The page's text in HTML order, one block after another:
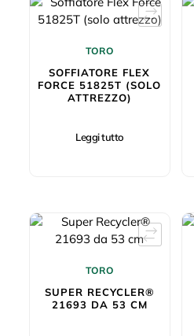
TORO
SOFFIATORE FLEX
FORCE 51825T (SOLO
ATTREZZO)
Leggi tutto
TORO
SUPER RECYCLER®
21693 DA 53 CM